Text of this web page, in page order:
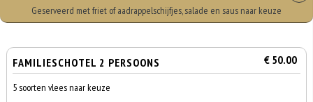
Geserveerd met friet of aadrappelschijfjes, salade en saus naar keuze
FAMILIESCHOTEL 2 PERSOONS € 50.00
5 soorten vlees naar keuze